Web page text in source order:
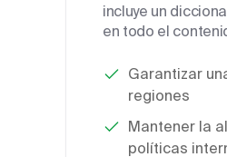
incluye un
en todo el
Garantizar
regiones
Mantener la
políticas